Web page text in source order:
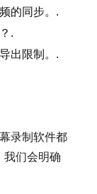
的同步。.
.
出限制。.
录制软件都
我们会明确